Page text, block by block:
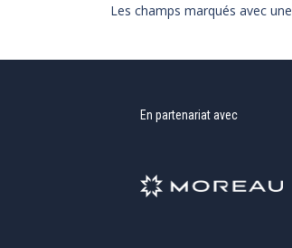
Les champs marqués avec une
En partenariat avec